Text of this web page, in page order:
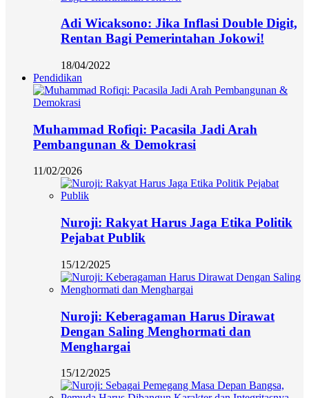
Adi Wicaksono: Jika Inflasi Double Digit,
Rentan Bagi Pemerintahan Jokowi!
18/04/2022
Pendidikan
Muhammad Rofiqi: Pacasila Jadi Arah
Pembangunan & Demokrasi
11/02/2026
Nuroji: Rakyat Harus Jaga Etika Politik
Pejabat Publik
15/12/2025
Nuroji: Keberagaman Harus Dirawat
Dengan Saling Menghormati dan
Menghargai
15/12/2025